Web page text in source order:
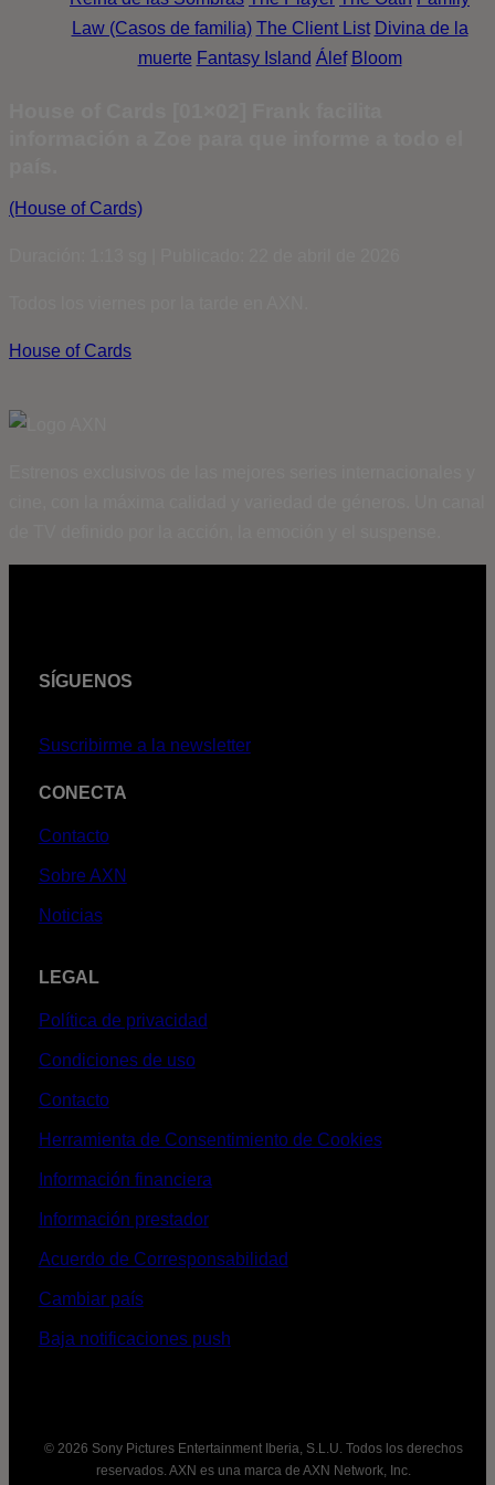
Law (Casos de familia) The Client List Divina de la
muerte Fantasy Island Álef Bloom
(House of Cards)
House of Cards
SÍGUENOS
Suscribirme a la newsletter
CONECTA
Contacto
Sobre AXN
Noticias
LEGAL
Política de privacidad
Condiciones de uso
Contacto
Herramienta de Consentimiento de Cookies
Información financiera
Información prestador
Acuerdo de Corresponsabilidad
Cambiar país
Baja notificaciones push
© 2026 Sony Pictures Entertainment Iberia, S.L.U. Todos los derechos
reservados. AXN es una marca de AXN Network, Inc.